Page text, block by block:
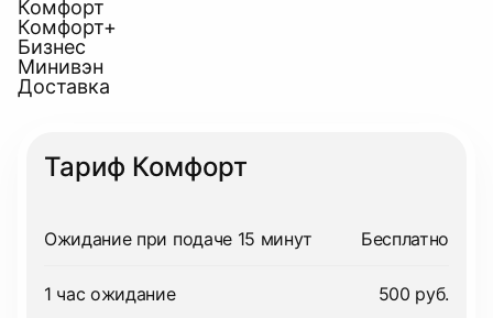
Комфорт
Комфорт+
Бизнес
Минивэн
Доставка
Тариф Комфорт
Ожидание при подаче 15 минут Бесплатно
1 час ожидание 500 руб.